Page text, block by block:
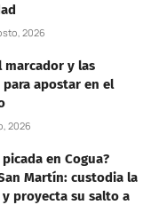
2026
marcador y las
apostar en el
2026
en Cogua?
Martín: custodia la
proyecta su salto a